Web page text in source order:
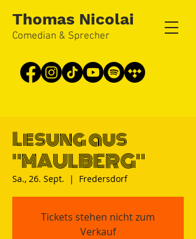
Thomas Nicolai
Comedian & Sprecher
Lesung aus
"MAULBERG"
Sa., 26. Sept.
  |
Fredersdorf
Tickets stehen nicht zum
Verkauf